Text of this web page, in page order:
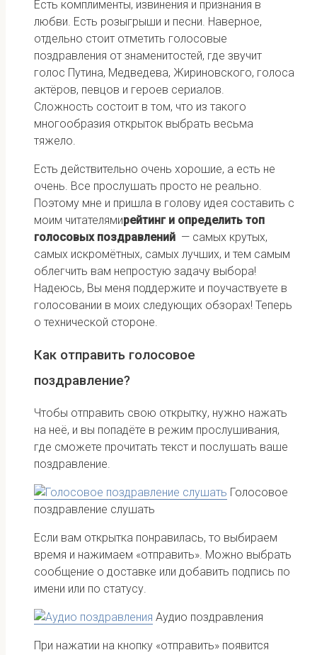
Есть комплименты, извинения и признания в
любви. Есть розыгрыши и песни. Наверное,
отдельно стоит отметить голосовые
поздравления от знаменитостей, где звучит
голос Путина, Медведева, Жириновского, голоса
актёров, певцов и героев сериалов.
Сложность состоит в том, что из такого
многообразия открыток выбрать весьма
тяжело.
Есть действительно очень хорошие, а есть не
очень. Все прослушать просто не реально.
Поэтому мне и пришла в голову идея составить с
моим читателямирейтинг и определить топ
голосовых поздравлений — самых крутых,
самых искромётных, самых лучших, и тем самым
облегчить вам непростую задачу выбора!
Надеюсь, Вы меня поддержите и поучаствуете в
голосовании в моих следующих обзорах! Теперь
о технической стороне.
Как отправить голосовое
поздравление?
Чтобы отправить свою открытку, нужно нажать
на неё, и вы попадёте в режим прослушивания,
где сможете прочитать текст и послушать ваше
поздравление.
Голосовое
поздравление слушать
Если вам открытка понравилась, то выбираем
время и нажимаем «отправить». Можно выбрать
сообщение о доставке или добавить подпись по
имени или по статусу.
Аудио поздравления
При нажатии на кнопку «отправить» появится